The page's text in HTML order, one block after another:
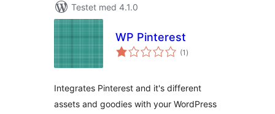
Testet med 4.1.0
WP Pinterest
(1 totale
bedømmelser
)
Integrates Pinterest and it's different
assets and goodies with your WordPress